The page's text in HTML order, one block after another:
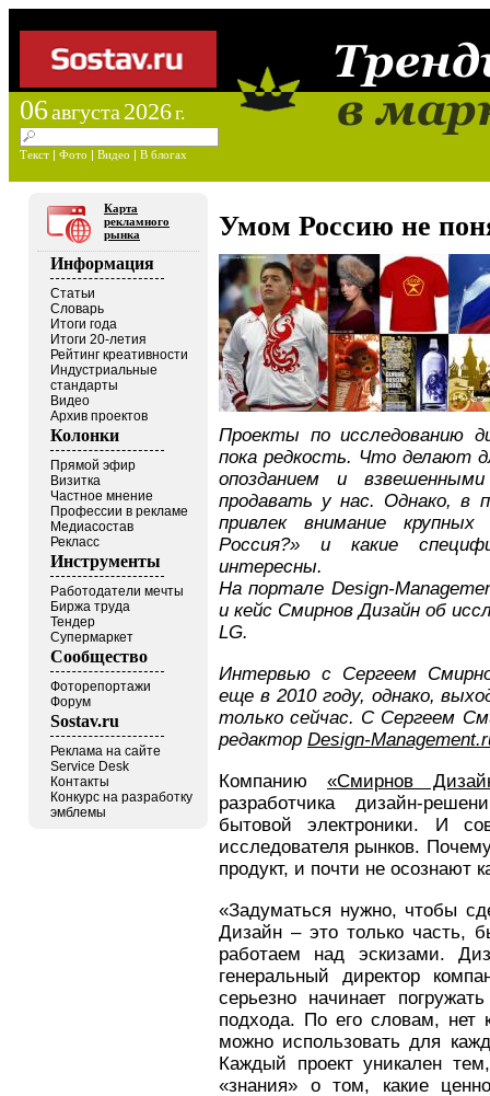
06августа 2026г.
Текст | Фото | Видео | В блогах
Карта
рекламного
рынка
Информация
Статьи
Словарь
Итоги года
Итоги 20-летия
Рейтинг креативности
Индустриальные
стандарты
Видео
Архив проектов
Колонки
Прямой эфир
Визитка
Частное мнение
Профессии в рекламе
Медиасостав
Рекласс
Инструменты
Работодатели мечты
Биржа труда
Тендер
Супермаркет
Сообщество
Фоторепортажи
Форум
Sostav.ru
Реклама на сайте
Service Desk
Контакты
Конкурс на разработку
эмблемы
Умом Россию не
Проекты по исследованию
пока редкость. Что делают
опозданием и
продавать у нас. Однако, в
привлек внимание
Россия?» и какие
интересны.
На портале Design-
и кейс Смирнов Дизайн об
LG.
Интервью с Сергеем
еще в 2010 году, однако,
только сейчас. С Сергеем
редактор Design-
Компанию «Смирнов
разработчика дизайн-
бытовой электроники. И
исследователя рынков.
продукт, и почти не осознают
«Задуматься нужно, чтобы
Дизайн – это только часть,
работаем над эскизами.
генеральный директор
серьезно начинает
подхода. По его словам, нет
можно использовать для
Каждый проект уникален
«знания» о том, какие